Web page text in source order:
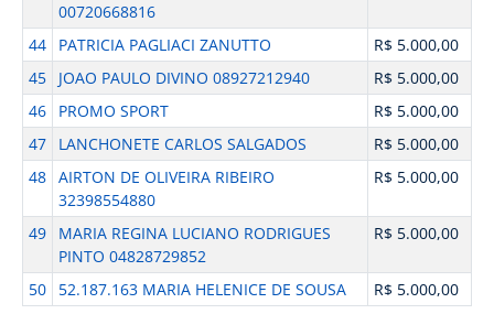
00720668816
44 PATRICIA PAGLIACI ZANUTTO
R$ 5.000,00
45
JOAO PAULO DIVINO 08927212940
R$ 5.000,00
46
PROMO SPORT
R$ 5.000,00
47
LANCHONETE CARLOS SALGADOS
R$ 5.000,00
48 AIRTON DE OLIVEIRA RIBEIRO
32398554880
R$ 5.000,00
49
MARIA REGINA LUCIANO RODRIGUES
PINTO 04828729852
R$ 5.000,00
50 52.187.163 MARIA HELENICE DE SOUSA R$ 5.000,00